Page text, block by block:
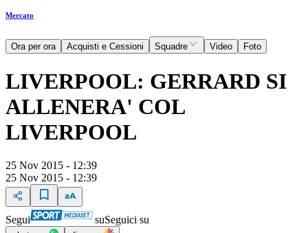
Mercato
Ora per ora Acquisti e Cessioni Squadre Video Foto
LIVERPOOL: GERRARD SI
ALLENERA' COL
LIVERPOOL
25 Nov 2015 - 12:39
25 Nov 2015 - 12:39
Segui suSeguici su